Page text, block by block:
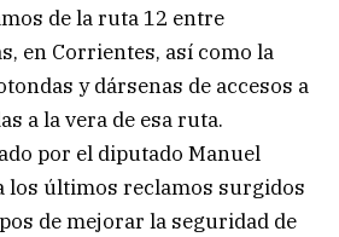
de la ruta 12 entre
en Corrientes, así como la
y dársenas de accesos a
a la vera de esa ruta.
por el diputado Manuel
los últimos reclamos surgidos
de mejorar la seguridad de